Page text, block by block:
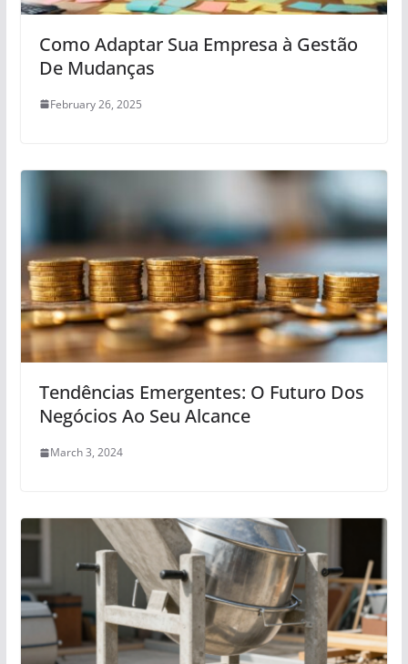
Como Adaptar Sua Empresa à Gestão
De Mudanças
February 26, 2025
Tendências Emergentes: O Futuro Dos
Negócios Ao Seu Alcance
March 3, 2024